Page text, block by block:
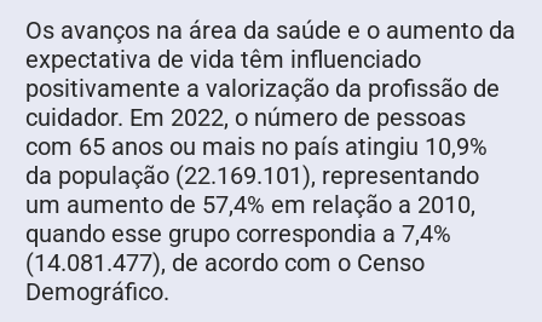
Os avanços na área da saúde e o aumento da
expectativa de vida têm influenciado
positivamente a valorização da profissão de
cuidador. Em 2022, o número de pessoas
com 65 anos ou mais no país atingiu 10,9%
da população (22.169.101), representando
um aumento de 57,4% em relação a 2010,
quando esse grupo correspondia a 7,4%
(14.081.477), de acordo com o Censo
Demográfico.